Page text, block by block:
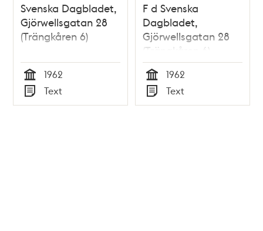
Svenska Dagbladet,
Gjörwellsgatan 28
(Trängkåren 6)
Tid
1962
Typ
Text
F d Svenska
Dagbladet,
Gjörwellsgatan 28
(Trängkåren 6)
Tid
1962
Typ
Text